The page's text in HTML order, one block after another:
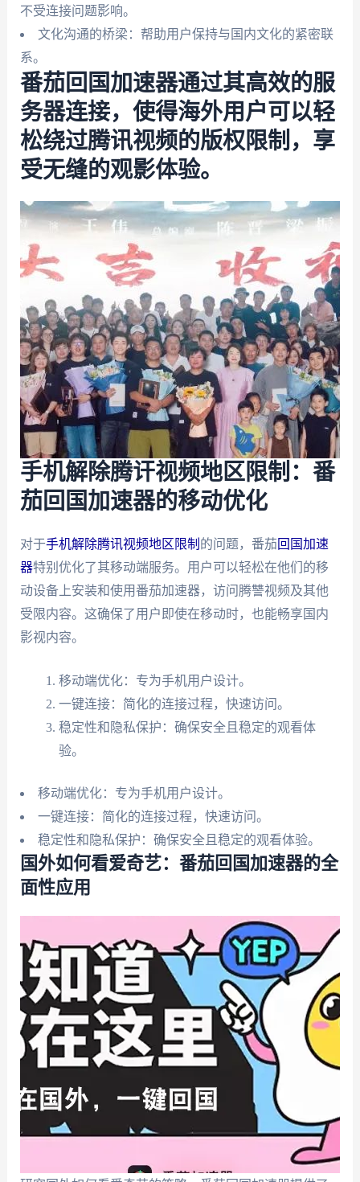
不受连接问题影响。
文化沟通的桥梁：帮助用户保持与国内文化的紧密联
系。
番茄回国加速器通过其高效的服
务器连接，使得海外用户可以轻
松绕过腾讯视频的版权限制，享
受无缝的观影体验。
手机解除腾讦视频地区限制：番
茄回国加速器的移动优化
对于手机解除腾讯视频地区限制 的问题，番茄回国加速
器特别优化了其移动端服务。用户可以轻松在他们的移
动设备上安装和使用番茄加速器，访问腾讐视频及其他
受限内容。这确保了用户即使在移动时，也能畅享国内
影视内容。
移动端优化：专为手机用户设计。
一键连接：简化的连接过程，快速访问。
稳定性和隐私保护：确保安全且稳定的观看体
验。
移动端优化：专为手机用户设计。
一键连接：简化的连接过程，快速访问。
稳定性和隐私保护：确保安全且稳定的观看体验。
国外如何看爱奇艺：番茄回国加速器的全
面性应用